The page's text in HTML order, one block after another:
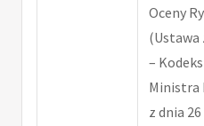
Oceny
(Ustawa
–
Ministra
z dnia